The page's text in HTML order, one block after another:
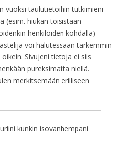
vuoksi taulutietoihin tutkimieni
(esim. hiukan toisistaan
henkilöiden kohdalla)
voi halutessaan tarkemmin
Sivujeni tietoja ei siis
pureksimatta niellä.
merkitsemään erilliseen
kunkin isovanhempani